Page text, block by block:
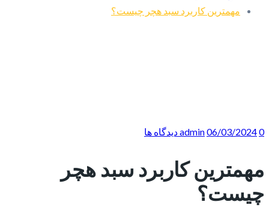
مهمترین کاربرد سبد هچر چیست؟
admin06/03/20240 دیدگاه ها
مهمترین کاربرد سبد هچر
چیست؟